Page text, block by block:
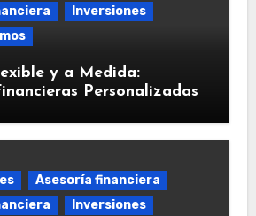
Inversiones
y a Medida:
Personalizadas
Asesoría financiera
Inversiones